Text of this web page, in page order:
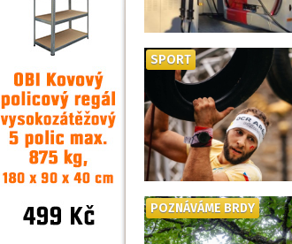
SPORT
POZNÁVÁME BRDY